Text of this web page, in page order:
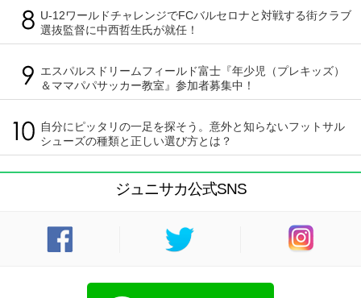
U-12ワールドチャレンジでFCバルセロナと対戦する街クラブ
選抜監督に中西哲生氏が就任！
エスパルスドリームフィールド富士『年少児（プレキッズ）
＆ママパパサッカー教室』参加者募集中！
自分にピッタリの一足を探そう。意外と知らないフットサル
シューズの種類と正しい選び方とは？
ジュニサカ公式SNS